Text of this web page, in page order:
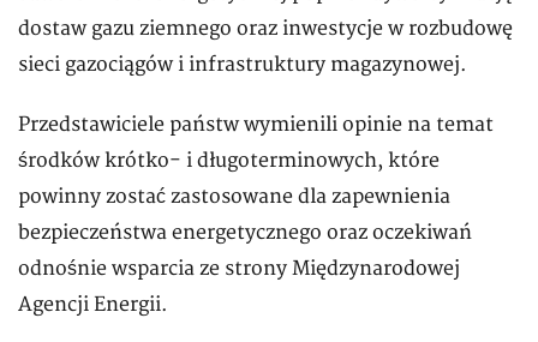
dostaw gazu ziemnego oraz inwestycje w rozbudowę
sieci gazociągów i infrastruktury magazynowej.
Przedstawiciele państw wymienili opinie na temat
środków krótko- i długoterminowych, które
powinny zostać zastosowane dla zapewnienia
bezpieczeństwa energetycznego oraz oczekiwań
odnośnie wsparcia ze strony Międzynarodowej
Agencji Energii.